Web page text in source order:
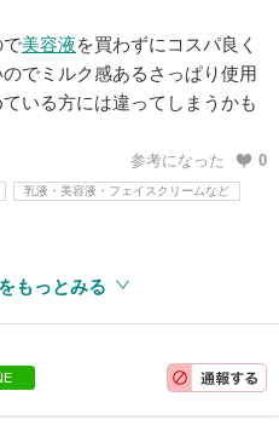
で美容液を買わずにコスパ良く
でミルク感あるさっぱり使用
いる方には違ってしまうかも
参考になった 0
乳液・美容液・フェイスクリームなど
もっとみる